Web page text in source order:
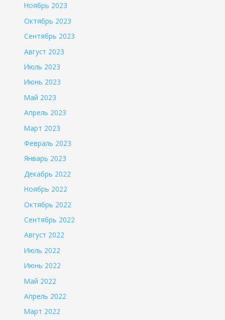
Ноябрь 2023
Октябрь 2023
Сентябрь 2023
Август 2023
Июль 2023
Июнь 2023
Май 2023
Апрель 2023
Март 2023
Февраль 2023
Январь 2023
Декабрь 2022
Ноябрь 2022
Октябрь 2022
Сентябрь 2022
Август 2022
Июль 2022
Июнь 2022
Май 2022
Апрель 2022
Март 2022